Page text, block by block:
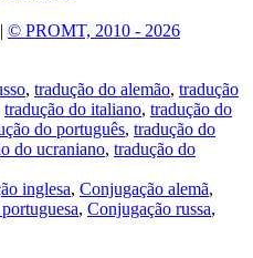
| © PROMT, 2010 - 2026
, tradução do alemão, tradução
tradução do italiano, tradução do
do português, tradução do
do ucraniano, tradução do
inglesa, Conjugação alemã,
, Conjugação russa,